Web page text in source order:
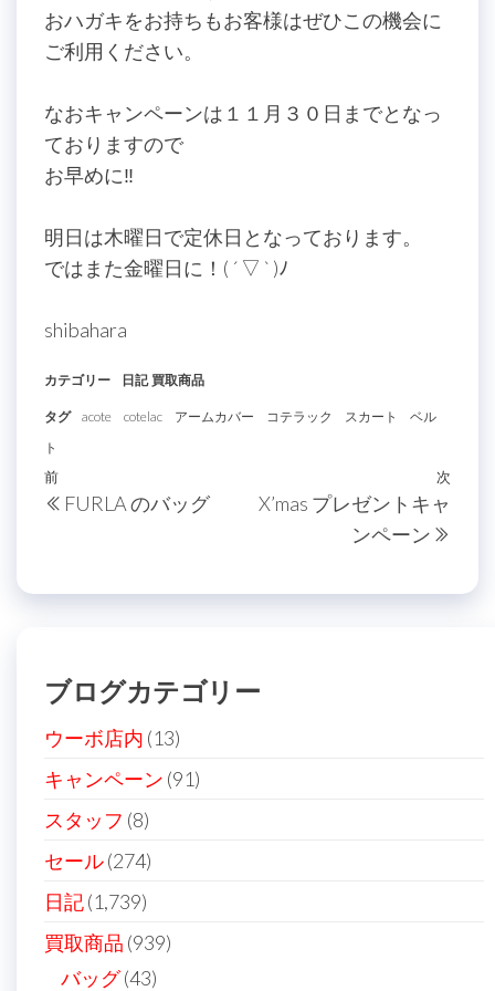
おハガキをお持ちもお客様はぜひこの機会に
ご利用ください。
なおキャンペーンは１１月３０日までとなっ
ておりますので
お早めに‼
明日は木曜日で定休日となっております。
ではまた金曜日に！( ´ ▽ ` )ﾉ
shibahara
カテゴリー 日記 買取商品
タグ acote cotelac アームカバー コテラック スカート
ベル
ト
投
稿
ビ
シ
ョ
ン
過
去
前
FURLA のバッグ
次
次
X’mas プレゼントキャ
ンペーン
ブログカテゴリー
ウーボ店内 (13)
キャンペーン (91)
スタッフ (8)
セール(274)
日記(1,739)
買取商品 (939)
バッグ(43)